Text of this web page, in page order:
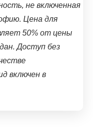
не включенная
Цена для
50% от цены
Доступ без
включен в